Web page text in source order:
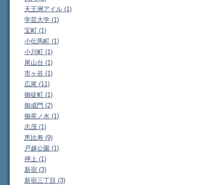
天王洲アイル (1)
学芸大学 (1)
宝町 (1)
小伝馬町 (1)
小川町 (1)
尾山台 (1)
市ヶ谷 (1)
広尾 (11)
御徒町 (1)
御成門 (2)
御茶ノ水 (1)
志茂 (1)
恵比寿 (9)
戸越公園 (1)
押上 (1)
新宿 (3)
新宿三丁目 (3)